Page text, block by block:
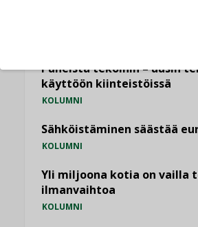
Puheista tekoihin – uusin
käyttöön kiinteistöissä
KOLUMNI
Sähköistäminen säästää
KOLUMNI
Yli miljoona kotia on vailla
ilmanvaihtoa
KOLUMNI